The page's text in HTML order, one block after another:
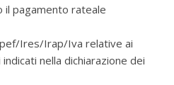
il pagamento rateale
Ires/Irap/Iva relative ai
nella dichiarazione dei